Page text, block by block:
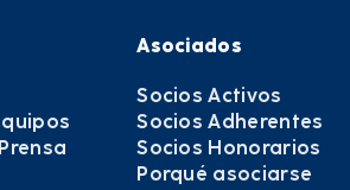
Asociados
Socios Activos
Socios Adherentes
Socios Honorarios
Porqué asociarse